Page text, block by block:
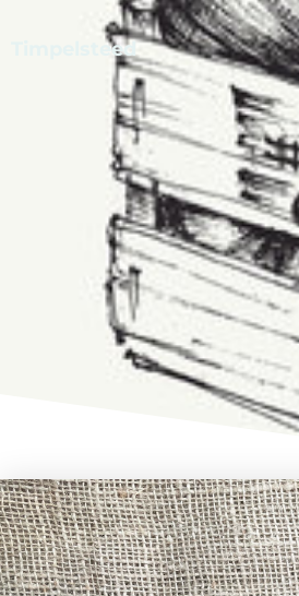
Timpelsteed